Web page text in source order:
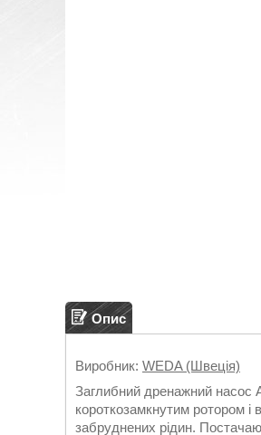
Опис
Виробник: WEDA (Швеція)
Заглибний дренажний насос
короткозамкнутим ротором
забруднених рідин.